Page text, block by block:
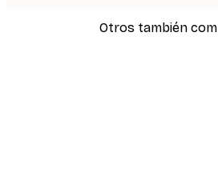
Otros también